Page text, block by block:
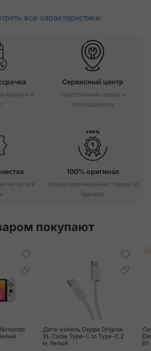
все характеристики
покупки в
Сервисный центр
Собственный сервис и
техподдержка
на все
100% оригинал
Только оригинальные товары от
брендов
покупают
Дата-кабель Deppa Original
XL Cable Type-C to Type-C 2
м, белый
Вт